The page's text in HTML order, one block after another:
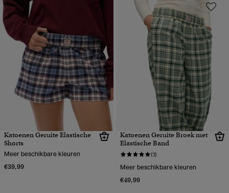
Katoenen Geruite Elastische
Shorts
Meer beschikbare kleuren
€39,99
Katoenen Geruite Broek met
Elastische Band
(1)
Meer beschikbare kleuren
€49,99